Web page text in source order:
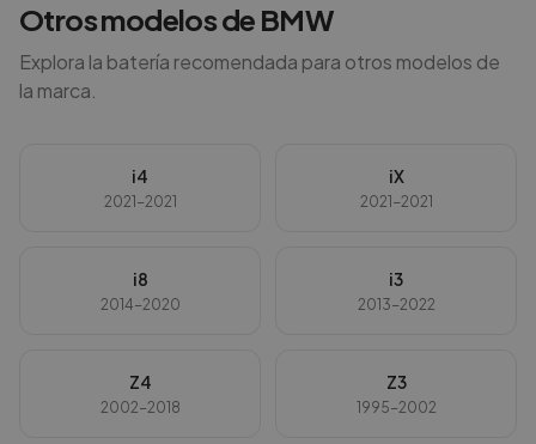
Otros modelos de BMW
Explora la batería recomendada para otros modelos de
la marca.
i4
2021-2021
iX
2021-2021
i8
2014-2020
i3
2013-2022
Z4
2002-2018
Z3
1995-2002